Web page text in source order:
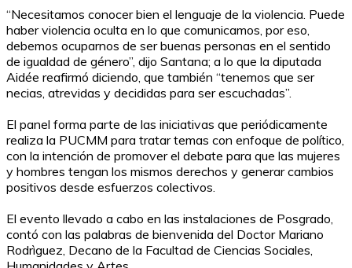
“Necesitamos conocer bien el lenguaje de la violencia. Puede
haber violencia oculta en lo que comunicamos, por eso,
debemos ocuparnos de ser buenas personas en el sentido
de igualdad de género”, dijo Santana; a lo que la diputada
Aidée reafirmó diciendo, que también “tenemos que ser
necias, atrevidas y decididas para ser escuchadas”.
El panel forma parte de las iniciativas que periódicamente
realiza la PUCMM para tratar temas con enfoque de político,
con la intención de promover el debate para que las mujeres
y hombres tengan los mismos derechos y generar cambios
positivos desde esfuerzos colectivos.
El evento llevado a cabo en las instalaciones de Posgrado,
contó con las palabras de bienvenida del Doctor Mariano
Rodrìguez, Decano de la Facultad de Ciencias Sociales,